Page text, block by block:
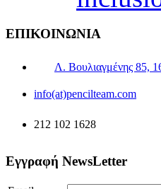
ΕΠΙΚΟΙΝΩΝΙΑ
Λ. Βουλιαγμένης 85,
info(at)pencilteam.com
212 102 1628
Εγγραφή NewsLetter